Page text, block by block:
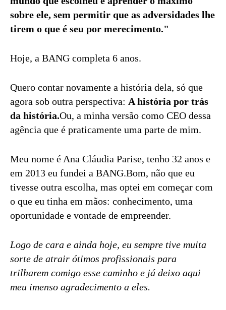
sobre ele, sem permitir que as adversidades lhe
tirem o que é seu por merecimento."
Hoje, a BANG completa 6 anos.
Quero contar novamente a história dela, só que
agora sob outra perspectiva: A história por trás
da história.Ou, a minha versão como CEO dessa
agência que é praticamente uma parte de mim.
Meu nome é Ana Cláudia Parise, tenho 32 anos e
em 2013 eu fundei a BANG.Bom, não que eu
tivesse outra escolha, mas optei em começar com
o que eu tinha em mãos: conhecimento, uma
oportunidade e vontade de empreender.
Logo de cara e ainda hoje, eu sempre tive muita
sorte de atrair ótimos profissionais para
trilharem comigo esse caminho e já deixo aqui
meu imenso agradecimento a eles.